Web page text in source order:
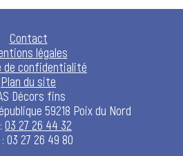
Contact
légales
de confidentialité
Plan du site
Décors fins
59218 Poix du Nord
03 27 26 44 32
: 03 27 26 49 80